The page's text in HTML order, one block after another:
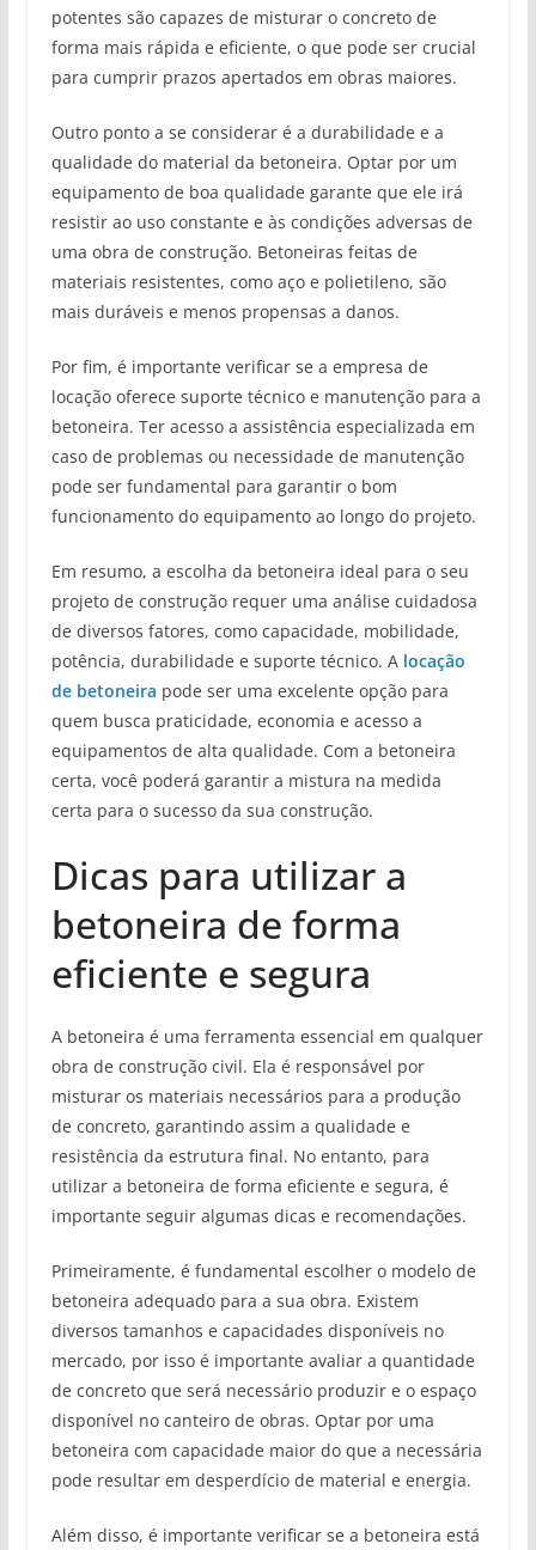
potentes são capazes de misturar o concreto de
forma mais rápida e eficiente, o que pode ser crucial
para cumprir prazos apertados em obras maiores.
Outro ponto a se considerar é a durabilidade e a
qualidade do material da betoneira. Optar por um
equipamento de boa qualidade garante que ele irá
resistir ao uso constante e às condições adversas de
uma obra de construção. Betoneiras feitas de
materiais resistentes, como aço e polietileno, são
mais duráveis e menos propensas a danos.
Por fim, é importante verificar se a empresa de
locação oferece suporte técnico e manutenção para a
betoneira. Ter acesso a assistência especializada em
caso de problemas ou necessidade de manutenção
pode ser fundamental para garantir o bom
funcionamento do equipamento ao longo do projeto.
Em resumo, a escolha da betoneira ideal para o seu
projeto de construção requer uma análise cuidadosa
de diversos fatores, como capacidade, mobilidade,
potência, durabilidade e suporte técnico. A locação
de betoneira pode ser uma excelente opção para
quem busca praticidade, economia e acesso a
equipamentos de alta qualidade. Com a betoneira
certa, você poderá garantir a mistura na medida
certa para o sucesso da sua construção.
Dicas para utilizar a
betoneira de forma
eficiente e segura
A betoneira é uma ferramenta essencial em qualquer
obra de construção civil. Ela é responsável por
misturar os materiais necessários para a produção
de concreto, garantindo assim a qualidade e
resistência da estrutura final. No entanto, para
utilizar a betoneira de forma eficiente e segura, é
importante seguir algumas dicas e recomendações.
Primeiramente, é fundamental escolher o modelo de
betoneira adequado para a sua obra. Existem
diversos tamanhos e capacidades disponíveis no
mercado, por isso é importante avaliar a quantidade
de concreto que será necessário produzir e o espaço
disponível no canteiro de obras. Optar por uma
betoneira com capacidade maior do que a necessária
pode resultar em desperdício de material e energia.
Além disso, é importante verificar se a betoneira está